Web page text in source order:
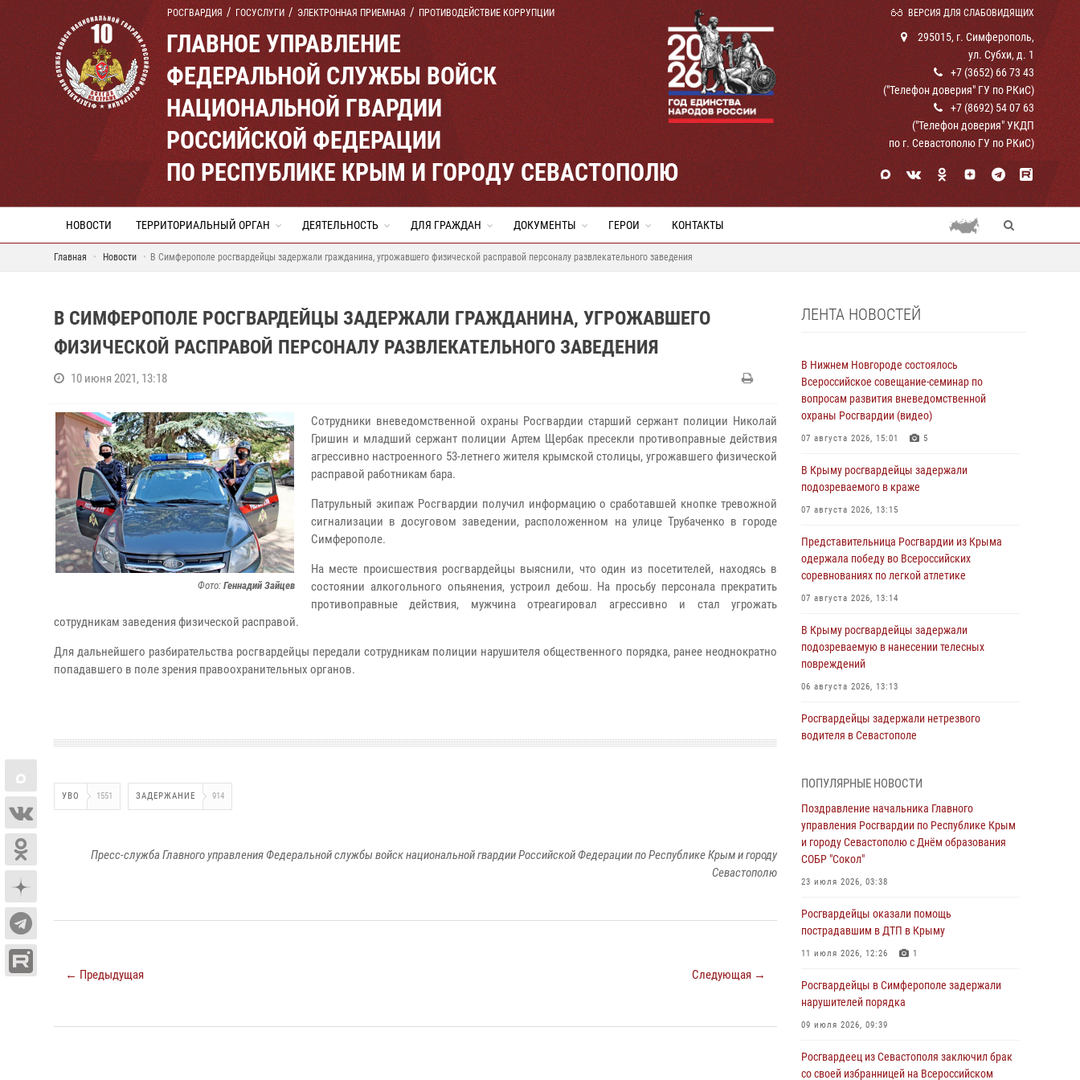
РОСГВАРДИЯ ГОСУСЛУГИ ЭЛЕКТРОННАЯ ПРИЕМНАЯ ПРОТИВОДЕЙСТВИЕ КОРРУПЦИИ ВЕРСИЯ ДЛЯ СЛАБОВИДЯЩИХ
ГЛАВНОЕ УПРАВЛЕНИЕ
ФЕДЕРАЛЬНОЙ СЛУЖБЫ ВОЙСК
НАЦИОНАЛЬНОЙ ГВАРДИИ
РОССИЙСКОЙ ФЕДЕРАЦИИ
ПО РЕСПУБЛИКЕ КРЫМ И ГОРОДУ СЕВАСТОПОЛЮ
295015, г. Симферополь,
ул. Субхи, д. 1
+7 (3652) 66 73 43
("Телефон доверия" ГУ по РКиС)
+7 (8692) 54 07 63
("Телефон доверия" УКДП
по г. Севастополю ГУ по РКиС)
НОВОСТИ ТЕРРИТОРИАЛЬНЫЙ ОРГАН ДЕЯТЕЛЬНОСТЬ ДЛЯ ГРАЖДАН ДОКУМЕНТЫ ГЕРОИ КОНТАКТЫ
Главная Новости В Симферополе росгвардейцы задержали гражданина, угрожавшего физической расправой персоналу развлекательного заведения
В СИМФЕРОПОЛЕ РОСГВАРДЕЙЦЫ ЗАДЕРЖАЛИ ГРАЖДАНИНА, УГРОЖАВШЕГО
ФИЗИЧЕСКОЙ РАСПРАВОЙ ПЕРСОНАЛУ РАЗВЛЕКАТЕЛЬНОГО ЗАВЕДЕНИЯ
10 июня 2021, 13:18
Фото: Геннадий Зайцев
Сотрудники вневедомственной охраны Росгвардии старший сержант полиции Николай
Гришин и младший сержант полиции Артем Щербак пресекли противоправные действия
агрессивно настроенного 53-летнего жителя крымской столицы, угрожавшего физической
расправой работникам бара.
Патрульный экипаж Росгвардии получил информацию о сработавшей кнопке тревожной
сигнализации в досуговом заведении, расположенном на улице Трубаченко в городе
Симферополе.
На месте происшествия росгвардейцы выяснили, что один из посетителей, находясь в
состоянии алкогольного опьянения, устроил дебош. На просьбу персонала прекратить
противоправные действия, мужчина отреагировал агрессивно и стал угрожать
сотрудникам заведения физической расправой.
Для дальнейшего разбирательства росгвардейцы передали сотрудникам полиции нарушителя общественного порядка, ранее неоднократно
попадавшего в поле зрения правоохранительных органов.
УВО 1551 ЗАДЕРЖАНИЕ 914
Пресс-служба Главного управления Федеральной службы войск национальной гвардии Российской Федерации по Республике Крым и городу
Севастополю
← Предыдущая Следующая →
ЛЕНТА НОВОСТЕЙ
В Нижнем Новгороде состоялось
Всероссийское совещание-семинар по
вопросам развития вневедомственной
охраны Росгвардии (видео)
07 августа 2026, 15:01 5
В Крыму росгвардейцы задержали
подозреваемого в краже
07 августа 2026, 13:15
Представительница Росгвардии из Крыма
одержала победу во Всероссийских
соревнованиях по легкой атлетике
07 августа 2026, 13:14
В Крыму росгвардейцы задержали
подозреваемую в нанесении телесных
повреждений
06 августа 2026, 13:13
Росгвардейцы задержали нетрезвого
водителя в Севастополе
Росгвардейцы в Севастополе дважды
задержали крымчанина при попытке кражи
04 августа 2026, 12:52
В Симферополе сотрудники Росгвардии
задержали нетрезвого мужчину
Росгвардия в Крыму и Севастополе
задержала ряд правонарушителей
В Симферополе росгвардейцы задержали
гражданина, подозреваемого в совершении
31 июля 2026, 10:23
ПОПУЛЯРНЫЕ НОВОСТИ
Поздравление начальника Главного
управления Росгвардии по Республике Крым
и городу Севастополю с Днём образования
СОБР "Сокол"
23 июля 2026, 03:38
Росгвардейцы оказали помощь
пострадавшим в ДТП в Крыму
11 июля 2026, 12:26 1
Росгвардейцы в Симферополе задержали
нарушителей порядка
09 июля 2026, 09:39
Росгвардеец из Севастополя заключил брак
со своей избранницей на Всероссийском